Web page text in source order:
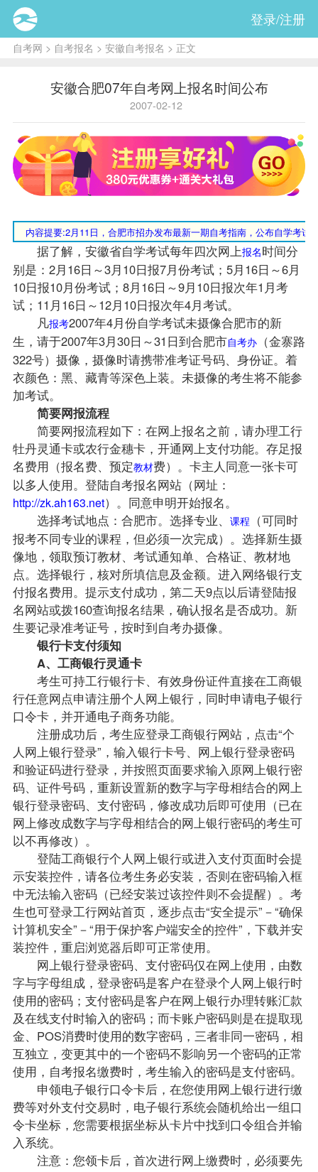
登录/注册
自考网 > 自考报名 > 安徽自考报名 > 正文
安徽合肥07年自考网上报名时间公布
2007-02-12
内容提要:2月11日，合肥市招办发布最新一期自考指南，公布自学考试
据了解，安徽省自学考试每年四次网上报名时间分
别是：2月16日～3月10日报7月份考试；5月16日～6月
10日报10月份考试；8月16日～9月10日报次年1月考
试；11月16日～12月10日报次年4月考试。
凡报考2007年4月份自学考试未摄像合肥市的新
生，请于2007年3月30日～31日到合肥市自考办（金寨路
322号）摄像，摄像时请携带准考证号码、身份证。着
衣颜色：黑、藏青等深色上装。未摄像的考生将不能参
加考试。
简要网报流程
简要网报流程如下：在网上报名之前，请办理工行
牡丹灵通卡或农行金穗卡，开通网上支付功能。存足报
名费用（报名费、预定教材费）。卡主人同意一张卡可
以多人使用。登陆自考报名网站（网址：
http://zk.ah163.net）。同意申明开始报名。
选择考试地点：合肥市。选择专业、
课程 （可同时
报考不同专业的课程，但必须一次完成）。选择新生摄
像地，领取预订教材、考试通知单、合格证、教材地
点。选择银行，核对所填信息及金额。进入网络银行支
付报名费用。提示支付成功，第二天9点以后请登陆报
名网站或拨160查询报名结果，确认报名是否成功。新
生要记录准考证号，按时到自考办摄像。
银行卡支付须知
A、工商银行灵通卡
考生可持工行银行卡、有效身份证件直接在工商银
行任意网点申请注册个人网上银行，同时申请电子银行
口令卡，并开通电子商务功能。
注册成功后，考生应登录工商银行网站，点击“个
人网上银行登录”，输入银行卡号、网上银行登录密码
和验证码进行登录，并按照页面要求输入原网上银行密
码、证件号码，重新设置新的数字与字母相结合的网上
银行登录密码、支付密码，修改成功后即可使用（已在
网上修改成数字与字母相结合的网上银行密码的考生可
以不再修改）。
登陆工商银行个人网上银行或进入支付页面时会提
示安装控件，请各位考生务必安装，否则在密码输入框
中无法输入密码（已经安装过该控件则不会提醒）。考
生也可登录工行网站首页，逐步点击“安全提示”－“确保
计算机安全”－“用于保护客户端安全的控件”，下载并安
装控件，重启浏览器后即可正常使用。
网上银行登录密码、支付密码仅在网上使用，由数
字与字母组成，登录密码是客户在登录个人网上银行时
使用的密码；支付密码是客户在网上银行办理转账汇款
及在线支付时输入的密码；而卡账户密码则是在提取现
金、POS消费时使用的数字密码，三者非同一密码，相
互独立，变更其中的一个密码不影响另一个密码的正常
使用，自考报名缴费时，考生输入的密码是支付密码。
申领电子银行口令卡后，在您使用网上银行进行缴
费等对外支付交易时，电子银行系统会随机给出一组口
令卡坐标，您需要根据坐标从卡片中找到口令组合并输
入系统。
注意：您领卡后，首次进行网上缴费时，必须要先